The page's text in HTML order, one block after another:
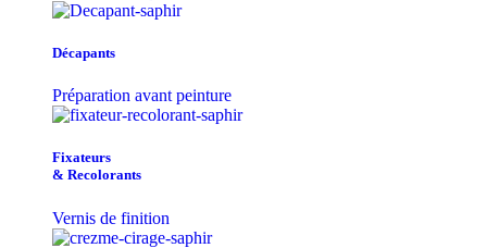
Décapants
Préparation avant peinture
Fixateurs
& Recolorants
Vernis de finition